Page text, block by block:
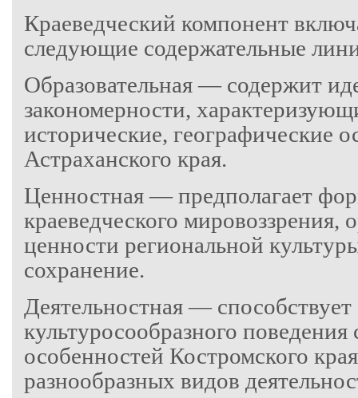
Краеведческий компонент
следующие содержательные
Образовательная — содержит
закономерности,
исторические, географические
Астраханского края.
Ценностная — предполагает
краеведческого мировоззрения,
ценности региональной
сохранение.
Деятельностная —
культуросообразного поведения
особенностей Костромского
разнообразных видов